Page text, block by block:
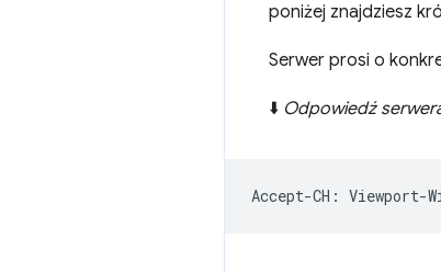
poniżej znajdziesz
Serwer prosi o
⬇️ Odpowiedź